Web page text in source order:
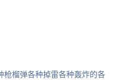
枪榴弹各种掉雷各种轰炸的各